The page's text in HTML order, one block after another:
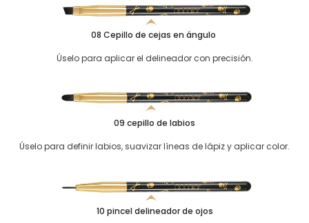
08 Cepillo de cejas en ángulo
Úselo para aplicar el delineador con precisión.
09 cepillo de labios
Úselo para definir labios, suavizar líneas de lápiz y aplicar color.
10 pincel delineador de ojos